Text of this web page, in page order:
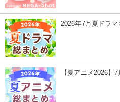
2026年7月夏ドラ
【夏アニメ2026】